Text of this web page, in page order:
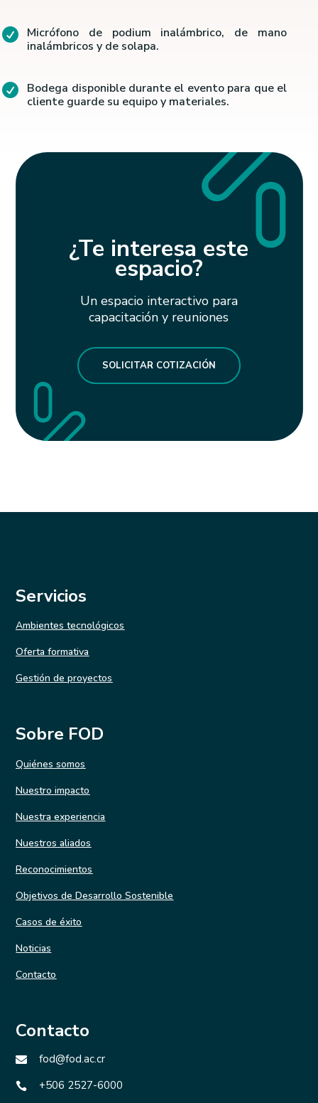
 Micrófono de podium inalámbrico, de mano
inalámbricos y de solapa.
 Bodega disponible durante el evento para que el
cliente guarde su equipo y materiales.
¿Te interesa este
espacio?
Un espacio interactivo para
capacitación y reuniones
SOLICITAR COTIZACIÓN
Servicios
Ambientes tecnológicos
Oferta formativa
Gestión de proyectos
Sobre FOD
Quiénes somos
Nuestro impacto
Nuestra experiencia
Nuestros aliados
Reconocimientos
Objetivos de Desarrollo Sostenible
Casos de éxito
Noticias
Contacto
Contacto
 fod@fod.ac.cr

+506 2527-6000